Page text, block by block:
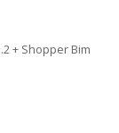
+ Shopper Bim